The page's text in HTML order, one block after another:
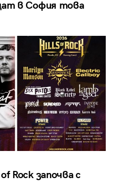
в София това
Rock започва с